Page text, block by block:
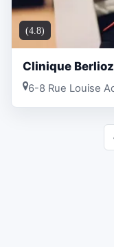
(4.8)
Clinique Berlioz
6-8 Rue Louise